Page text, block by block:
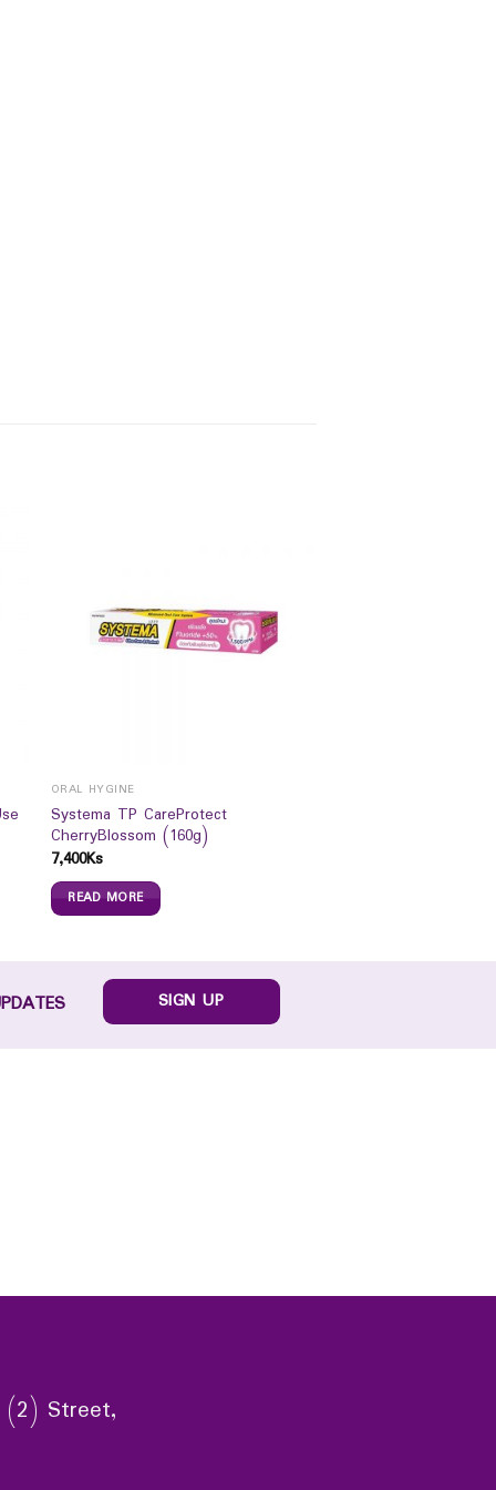
ORAL HYGINE
Systema TP CareProtect
CherryBlossom (160g)
7,400Ks
READ MORE
SIGN UP
(2) Street,